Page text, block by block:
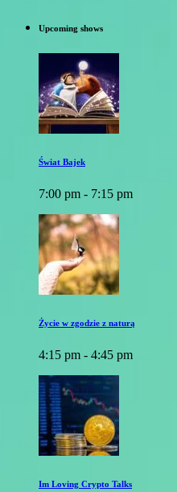
Upcoming shows
Świat Bajek
7:00 pm - 7:15 pm
Życie w zgodzie z naturą
4:15 pm - 4:45 pm
Im Loving Crypto Talks